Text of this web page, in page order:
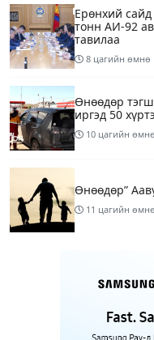
Ерөнхий
тонн АИ-92
тавилаа
8 цагийн өмнө
Өнөөдөр
иргэд 50
10 цагийн өмнө
Өнөөдөр”
11 цагийн өмнө
13 цагийн өмнө